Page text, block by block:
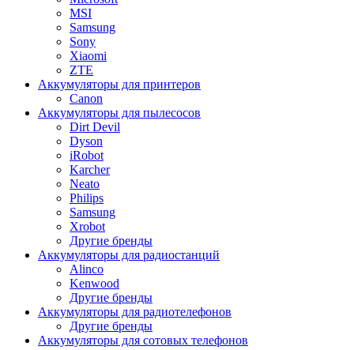
MSI
Samsung
Sony
Xiaomi
ZTE
Аккумуляторы для принтеров
Canon
Аккумуляторы для пылесосов
Dirt Devil
Dyson
iRobot
Karcher
Neato
Philips
Samsung
Xrobot
Другие бренды
Аккумуляторы для радиостанций
Alinco
Kenwood
Другие бренды
Аккумуляторы для радиотелефонов
Другие бренды
Аккумуляторы для сотовых телефонов